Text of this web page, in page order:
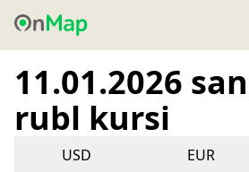
11.01.2026
rubl kursi
USD EUR